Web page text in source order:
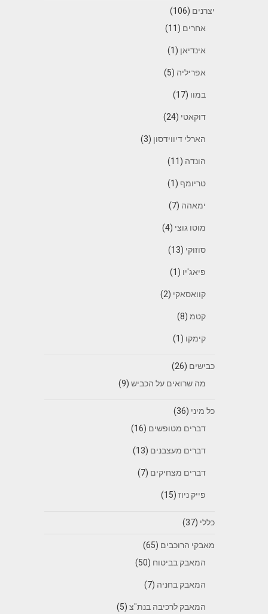
יצרנים (106)
אחרים (11)
אינדיאן (1)
אפריליה (5)
במוו (17)
דוקאטי (24)
הארלי דיווידסון (3)
הונדה (11)
טריומף (1)
ימאהה (7)
מוטו גוצי (4)
סוזוקי (13)
פיאג'יו (1)
קוואסאקי (2)
קטמ(8)
קימקו (1)
כבישים (26)
מה שרואים על הכביש(9)
כל מיני (36)
דברים מטופשים (16)
דברים מעצבנים (13)
דברים מצחיקים (7)
פייק ניוז(15)
כללי (37)
מאבקי הרוכבים (65)
המאבק בביטוח (50)
המאבק בחניה (7)
המאבק לרכיבה בנת"צ(5)